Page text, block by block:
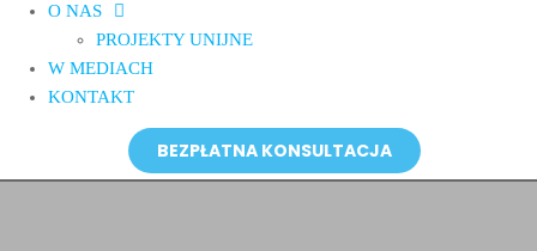
O NAS
PROJEKTY UNIJNE
W MEDIACH
KONTAKT
BEZPŁATNA KONSULTACJA